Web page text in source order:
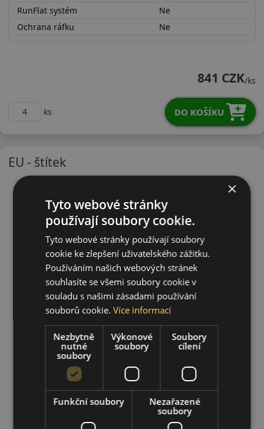
RunFlat systém
Ne
Ochrana ráfku
Ne
841 CZK/ks
ks DO KOŠÍKU
EU - štítek
×
Tyto webové stránky
používají soubory cookie.
Tyto webové stránky používají soubory
cookie ke zlepšení uživatelského zážitku.
Používáním našich webových stránek
souhlasíte se všemi soubory cookie v
souladu s našimi zásadami používání
souborů cookie.Více informací
Nezbytně
nutné
soubory
Výkonové
soubory
Soubory
cílení
Funkční soubory
Nezařazené
soubory